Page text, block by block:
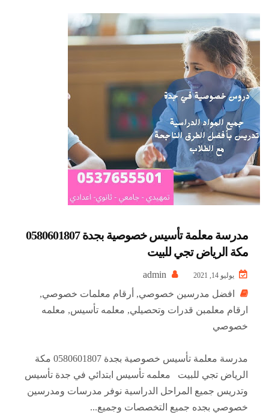
مدرسة معلمة تأسيس خصوصية بجدة 0580601807
مكة الرياض تجي للبيت
يوليو 14, 2021
افضل مدرسين خصوصي, أرقام معلمات خصوصي,
ارقام معلمبن قدرات وتحصيلي, معلمه تأسيس, معلمه
خصوصي
مدرسة معلمة تأسيس خصوصية بجدة 0580601807 مكة
الرياض تجي للبيت معلمه تأسيس ابتدائي في جدة تأسيس
وتدريس جميع المراحل الدراسية نوفر مدرسات ومدرسين
خصوصي بجده جميع التخصصات وجميع...